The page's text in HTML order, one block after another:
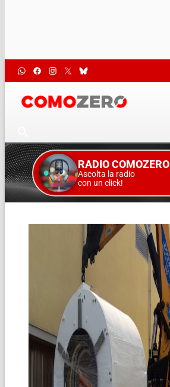
RADIO COMOZERO
Ascolta la radio
con un click!